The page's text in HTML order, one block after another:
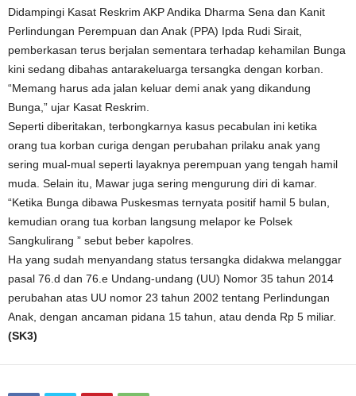
Didampingi Kasat Reskrim AKP Andika Dharma Sena dan Kanit
Perlindungan Perempuan dan Anak (PPA) Ipda Rudi Sirait,
pemberkasan terus berjalan sementara terhadap kehamilan Bunga
kini sedang dibahas antarakeluarga tersangka dengan korban.
“Memang harus ada jalan keluar demi anak yang dikandung
Bunga,” ujar Kasat Reskrim.
Seperti diberitakan, terbongkarnya kasus pecabulan ini ketika
orang tua korban curiga dengan perubahan prilaku anak yang
sering mual-mual seperti layaknya perempuan yang tengah hamil
muda. Selain itu, Mawar juga sering mengurung diri di kamar.
“Ketika Bunga dibawa Puskesmas ternyata positif hamil 5 bulan,
kemudian orang tua korban langsung melapor ke Polsek
Sangkulirang ” sebut beber kapolres.
Ha yang sudah menyandang status tersangka didakwa melanggar
pasal 76.d dan 76.e Undang-undang (UU) Nomor 35 tahun 2014
perubahan atas UU nomor 23 tahun 2002 tentang Perlindungan
Anak, dengan ancaman pidana 15 tahun, atau denda Rp 5 miliar.
(SK3)